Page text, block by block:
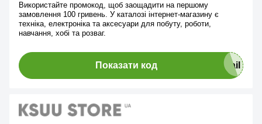
Використайте промокод, щоб заощадити на першому
замовлення 100 гривень. У каталозі інтернет-магазину є
техніка, електроніка та аксесуари для побуту, роботи,
навчання, хобі та розваг.
Показати код